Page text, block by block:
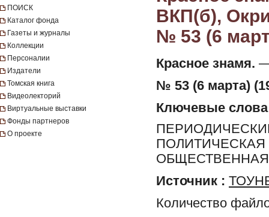
ПОИСК
Каталог фонда
Газеты и журналы
Коллекции
Персоналии
Издатели
Томская книга
Видеолекторий
Виртуальные выставки
Фонды партнеров
О проекте
ВКП(б),
№ 53 (6
Красное знамя. —
№ 53 (6 марта)
Ключевые слова
Источник :
Количество